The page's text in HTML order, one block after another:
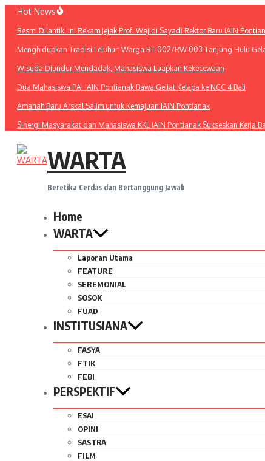
Lewati
konten
Hot News
Resmi Dilantik! Ini Rekam Jejak Prof. Wajidi Sayadi Rektor Baru IAIN
Menghidupkan Tradisi Leluhur: Warga RT 002/RW 003 Tanjung Hulu
Wisuda Diundur Mendadak, Mahasiswa Luapkan Kekecewaan
Dua Mahasiswa PAI IAIN Pontianak Bawa Geliat Kelapa ke NCC 4 Bali
Amanah Baru Arskal Salim untuk Kemajuan IAIN Pontianak
Sinergi Masyarakat dan Mahasiswa KKL IAIN Pontianak Sukseskan Kerja
WARTA
Beretika Cerdas dan Bertanggung Jawab
Home
WARTA
Laporan Utama
FEATURE
SEREMONIAL
SOSOK
FUAD
INSTITUSIANA
FASYA
FTIK
FEBI
PERSPEKTIF
ESAI
OPINI
SASTRA
FILM